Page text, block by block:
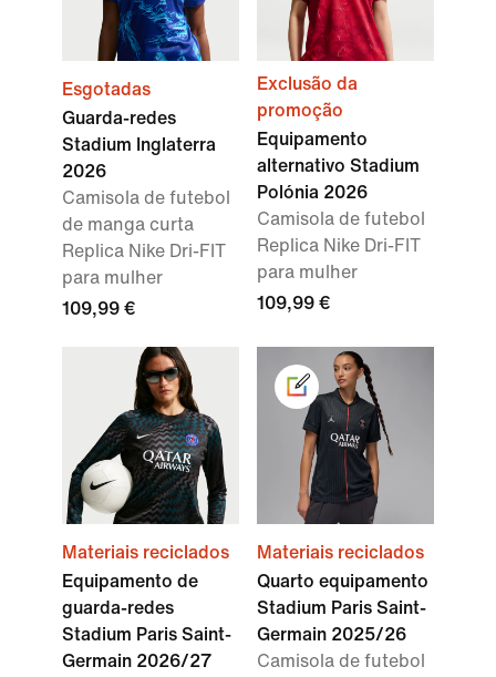
Esgotadas
Guarda-redes
Stadium Inglaterra
2026
Camisola de futebol
de manga curta
Replica Nike Dri-FIT
para mulher
109,99 €
Exclusão da
promoção
Equipamento
alternativo Stadium
Polónia 2026
Camisola de futebol
Replica Nike Dri-FIT
para mulher
109,99 €
Materiais reciclados
Equipamento de
guarda-redes
Stadium Paris Saint-
Germain 2026/27
Materiais reciclados
Quarto equipamento
Stadium Paris Saint-
Germain 2025/26
Camisola de futebol